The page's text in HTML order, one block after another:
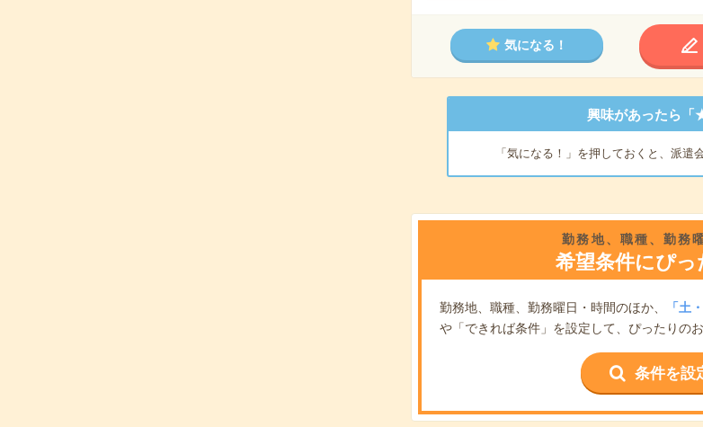
気になる！
興味があったら「
「気になる！」を押しておくと、派遣
勤務地、職種、勤務
希望条件にぴ
勤務地、職種、勤務曜日・時間のほか、 「土
や「できれば条件」を設定して、ぴったりの
条件を設